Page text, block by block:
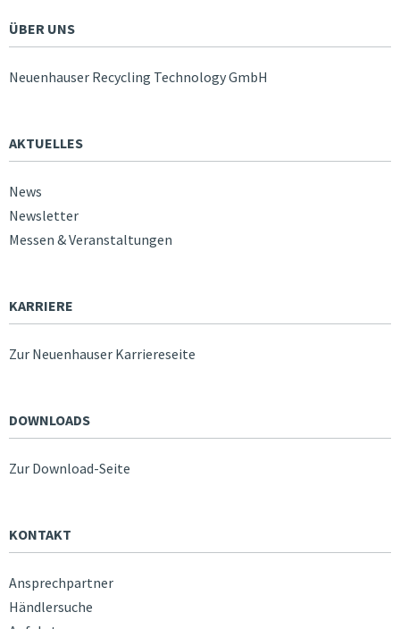
ÜBER UNS
Neuenhauser Recycling Technology GmbH
AKTUELLES
News
Newsletter
Messen & Veranstaltungen
KARRIERE
Zur Neuenhauser Karriereseite
DOWNLOADS
Zur Download-Seite
KONTAKT
Ansprechpartner
Händlersuche